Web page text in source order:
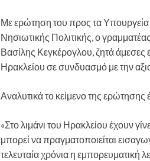
Με ερώτηση του προς τα Υπουργεία
Νησιωτικής Πολιτικής, ο
Βασίλης Κεγκέρογλου, ζητά άμεσες
Ηρακλείου σε συνδυασμό με την
Αναλυτικά το κείμενο της ερώτησης
«Στο λιμάνι του Ηρακλείου έχουν
μπορεί να πραγματοποιείται
τελευταία χρόνια η εμπορευματική